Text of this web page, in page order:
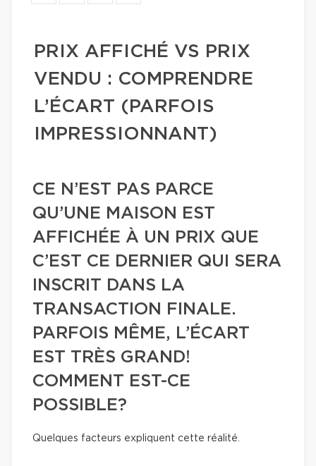
PRIX AFFICHÉ VS PRIX
VENDU : COMPRENDRE
L’ÉCART (PARFOIS
IMPRESSIONNANT)
CE N’EST PAS PARCE
QU’UNE MAISON EST
AFFICHÉE À UN PRIX QUE
C’EST CE DERNIER QUI SERA
INSCRIT DANS LA
TRANSACTION FINALE.
PARFOIS MÊME, L’ÉCART
EST TRÈS GRAND!
COMMENT EST-CE
POSSIBLE?
Quelques facteurs expliquent cette réalité.